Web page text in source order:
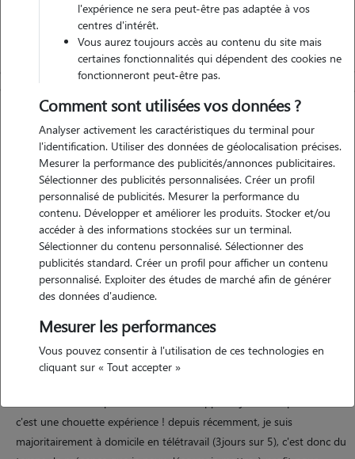
Motivation
j'adore depuis toujours la présence d'animaux et leur prodiguer soins
et attentions. c'est dans ma nature de vouloir rendre service, c'est
donc tout naturellement que je propose d'être une partenaire de
confiance lorsque vous devez vous absenter. je peux accueillir chez
favorable à votre animal de le laisser dans son milieu habituel. j'ai un
c'est une chouette expérience ! depuis récemment, je suis
majoritairement à domicile en télétravail (3jours sur 5), c'est donc du
l'expérience ne sera peut-être pas adaptée à vos
centres d'intérêt.
Vous aurez toujours accès au contenu du site mais
certaines fonctionnalités qui dépendent des cookies ne
fonctionneront peut-être pas.
Comment sont utilisées vos données ?
Analyser activement les caractéristiques du terminal pour
l'identification. Utiliser des données de géolocalisation précises.
Mesurer la performance des publicités/annonces publicitaires.
Sélectionner des publicités personnalisées. Créer un profil
personnalisé de publicités. Mesurer la performance du
contenu. Développer et améliorer les produits. Stocker et/ou
accéder à des informations stockées sur un terminal.
Sélectionner du contenu personnalisé. Sélectionner des
publicités standard. Créer un profil pour afficher un contenu
personnalisé. Exploiter des études de marché afin de générer
des données d'audience.
Mesurer les performances
Vous pouvez consentir à l'utilisation de ces technologies en
cliquant sur « Tout accepter »